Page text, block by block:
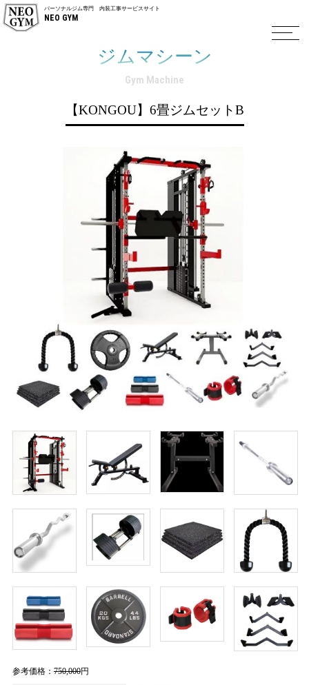
パーソナルジム専門 内装工事サービスサイト
NEO GYM
ジムマシーン
Gym Machine
【KONGOU】6畳ジムセットB
参考価格： 750,000円